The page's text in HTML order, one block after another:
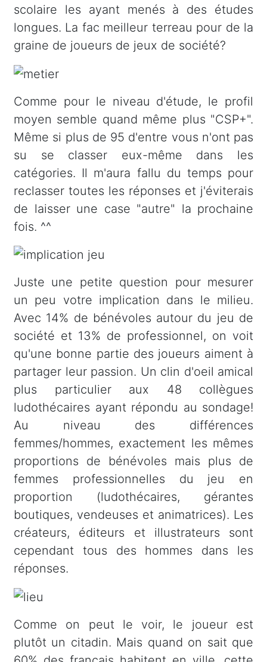
scolaire les ayant menés à des études
longues. La fac meilleur terreau pour de la
graine de joueurs de jeux de société?
Comme pour le niveau d'étude, le profil
moyen semble quand même plus "CSP+".
Même si plus de 95 d'entre vous n'ont pas
su se classer eux-même dans les
catégories. Il m'aura fallu du temps pour
reclasser toutes les réponses et j'éviterais
de laisser une case "autre" la prochaine
fois. ^^
Juste une petite question pour mesurer
un peu votre implication dans le milieu.
Avec 14% de bénévoles autour du jeu de
société et 13% de professionnel, on voit
qu'une bonne partie des joueurs aiment à
partager leur passion. Un clin d'oeil amical
plus particulier aux 48 collègues
ludothécaires ayant répondu au sondage!
Au niveau des différences
femmes/hommes, exactement les mêmes
proportions de bénévoles mais plus de
femmes professionnelles du jeu en
proportion (ludothécaires, gérantes
boutiques, vendeuses et animatrices). Les
créateurs, éditeurs et illustrateurs sont
cependant tous des hommes dans les
réponses.
Comme on peut le voir, le joueur est
plutôt un citadin. Mais quand on sait que